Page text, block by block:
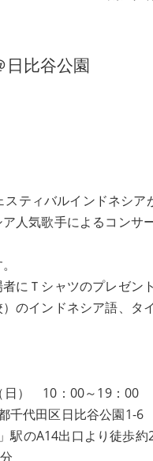
比谷公園
ティバルインドネシア
人気歌手によるコンサ
にＴシャツのプレゼン
のインドネシア語、タ
日） 10：00～19：00
代田区日比谷公園1-6
のA14出口より徒歩約